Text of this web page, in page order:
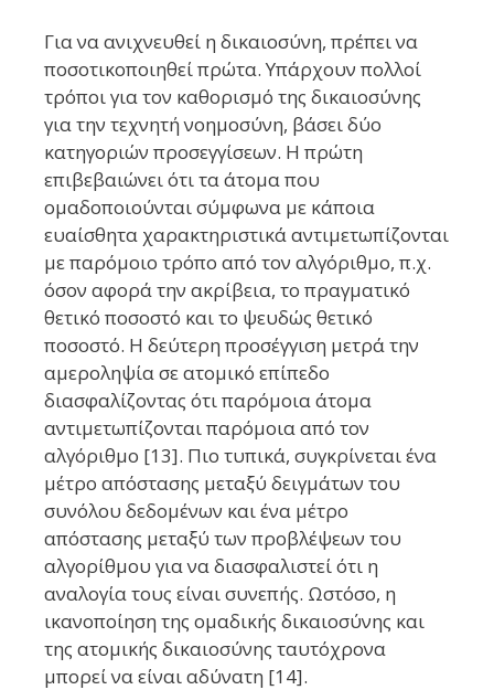
Για να ανιχνευθεί η δικαιοσύνη, πρέπει να
ποσοτικοποιηθεί πρώτα. Υπάρχουν πολλοί
τρόποι για τον καθορισμό της δικαιοσύνης
για την τεχνητή νοημοσύνη, βάσει δύο
κατηγοριών προσεγγίσεων. H πρώτη
επιβεβαιώνει ότι τα άτομα που
ομαδοποιούνται σύμφωνα με κάποια
ευαίσθητα χαρακτηριστικά αντιμετωπίζονται
με παρόμοιο τρόπο από τον αλγόριθμο, π.χ.
όσον αφορά την ακρίβεια, το πραγματικό
θετικό ποσοστό και το ψευδώς θετικό
ποσοστό. Η δεύτερη προσέγγιση μετρά την
αμεροληψία σε ατομικό επίπεδο
διασφαλίζοντας ότι παρόμοια άτομα
αντιμετωπίζονται παρόμοια από τον
αλγόριθμο [13]. Πιο τυπικά, συγκρίνεται ένα
μέτρο απόστασης μεταξύ δειγμάτων του
συνόλου δεδομένων και ένα μέτρο
απόστασης μεταξύ των προβλέψεων του
αλγορίθμου για να διασφαλιστεί ότι η
αναλογία τους είναι συνεπής. Ωστόσο, η
ικανοποίηση της ομαδικής δικαιοσύνης και
της ατομικής δικαιοσύνης ταυτόχρονα
μπορεί να είναι αδύνατη [14].